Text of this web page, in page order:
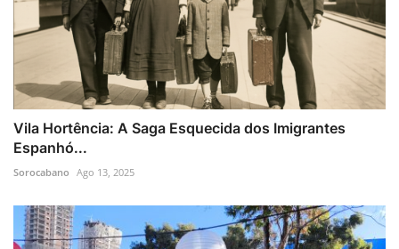
Vila Hortência: A Saga Esquecida dos Imigrantes
Espanhó...
Sorocabano Ago 13, 2025